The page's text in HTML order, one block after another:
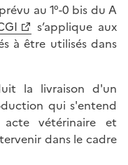
au 1°-0 bis du A
s’applique aux
à être utilisés dans
la livraison d'un
qui s'entend
vétérinaire et
dans le cadre